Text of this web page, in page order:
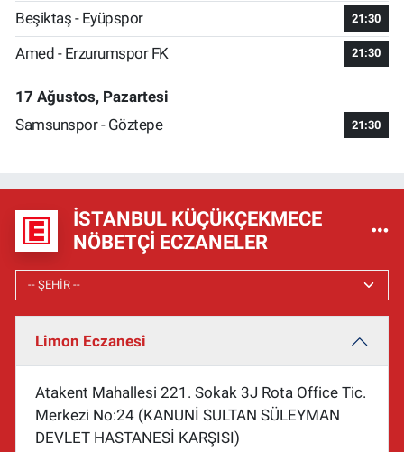
Beşiktaş - Eyüpspor 21:30
Amed - Erzurumspor FK 21:30
17 Ağustos, Pazartesi
Samsunspor - Göztepe
21:30
İSTANBUL KÜÇÜKÇEKMECE
NÖBETÇI ECZANELER
Limon Eczanesi
Atakent Mahallesi 221. Sokak 3J Rota Office Tic.
Merkezi No:24 (KANUNİ SULTAN SÜLEYMAN
DEVLET HASTANESİ KARŞISI)